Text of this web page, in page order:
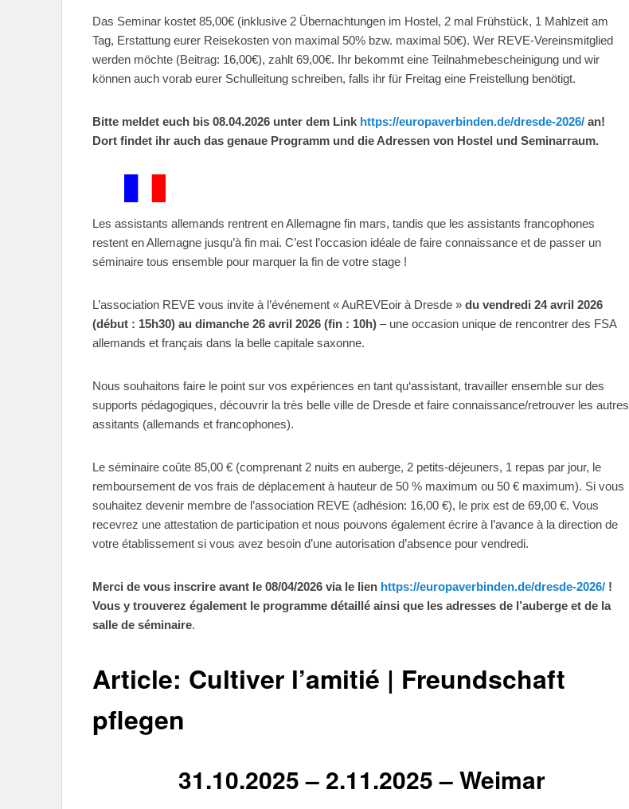
Das Seminar kostet 85,00€ (inklusive 2 Übernachtungen im Hostel, 2 mal Frühstück, 1 Mahlzeit am
Tag, Erstattung eurer Reisekosten von maximal 50% bzw. maximal 50€). Wer REVE-Vereinsmitglied
werden möchte (Beitrag: 16,00€), zahlt 69,00€. Ihr bekommt eine Teilnahmebescheinigung und wir
können auch vorab eurer Schulleitung schreiben, falls ihr für Freitag eine Freistellung benötigt.
Bitte meldet euch bis 08.04.2026 unter dem Link https://europaverbinden.de/dresde-2026/ an!
Dort findet ihr auch das genaue Programm und die Adressen von Hostel und Seminarraum.
Les assistants allemands rentrent en Allemagne fin mars, tandis que les assistants francophones
restent en Allemagne jusqu’à fin mai. C’est l’occasion idéale de faire connaissance et de passer un
séminaire tous ensemble pour marquer la fin de votre stage !
L’association REVE vous invite à l’événement « AuREVEoir à Dresde » du vendredi 24 avril 2026
(début : 15h30) au dimanche 26 avril 2026 (fin : 10h) – une occasion unique de rencontrer des FSA
allemands et français dans la belle capitale saxonne.
Nous souhaitons faire le point sur vos expériences en tant qu‘assistant, travailler ensemble sur des
supports pédagogiques, découvrir la très belle ville de Dresde et faire connaissance/retrouver les autres
assitants (allemands et francophones).
Le séminaire coûte 85,00 € (comprenant 2 nuits en auberge, 2 petits-déjeuners, 1 repas par jour, le
remboursement de vos frais de déplacement à hauteur de 50 % maximum ou 50 € maximum). Si vous
souhaitez devenir membre de l’association REVE (adhésion: 16,00 €), le prix est de 69,00 €. Vous
recevrez une attestation de participation et nous pouvons également écrire à l’avance à la direction de
votre établissement si vous avez besoin d’une autorisation d’absence pour vendredi.
Merci de vous inscrire avant le 08/04/2026 via le lien https://europaverbinden.de/dresde-2026/ !
Vous y trouverez également le programme détaillé ainsi que les adresses de l’auberge et de la
salle de séminaire.
Article: Cultiver l’amitié | Freundschaft
pflegen
31.10.2025 – 2.11.2025 – Weimar